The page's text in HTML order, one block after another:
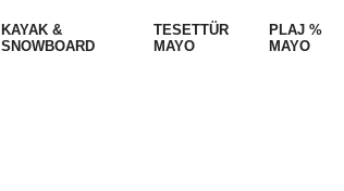
KAYAK &
SNOWBOARD
TESETTÜR
MAYO
PLAJ %
MAYO